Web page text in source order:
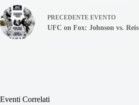
PRECEDENTE EVENTO
UFC on Fox: Johnson vs. Reis
Eventi Correlati